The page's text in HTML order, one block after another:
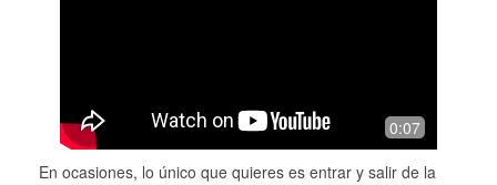
0:07
En ocasiones, lo único que quieres es entrar y salir de la